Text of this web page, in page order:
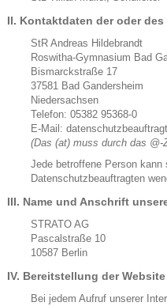
II. Kontaktdaten der oder
StR Andreas Hildebrandt
Roswitha-Gymnasium Bad
Bismarckstraße 17
37581 Bad Gandersheim
Niedersachsen
Telefon: 05382 95368-0
E-Mail:
(Das (at) muss durch das @-
Jede betroffene Person
Datenschutzbeauftragten
III. Name und Anschrift
STRATO AG
Pascalstraße 10
10587 Berlin
IV. Bereitstellung der
Bei jedem Aufruf unserer